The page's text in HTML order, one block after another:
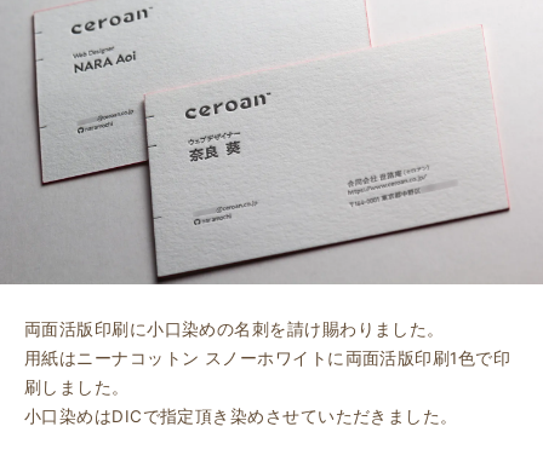
両面活版印刷に小口染めの名刺を請け賜わりました。
用紙はニーナコットン スノーホワイトに両面活版印刷1色で印
刷しました。
小口染めはDICで指定頂き染めさせていただきました。